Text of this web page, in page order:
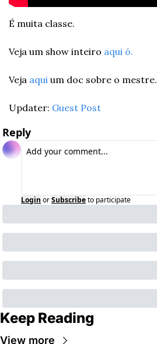
É muita classe.
Veja um show inteiro aqui ó.
Veja aqui um doc sobre o mestre.
Updater: Guest Post
Reply
Login orSubscribeto participate
Keep Reading
View more